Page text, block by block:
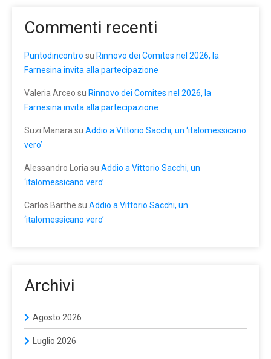
Commenti recenti
Puntodincontro su Rinnovo dei Comites nel 2026, la
Farnesina invita alla partecipazione
Valeria Arceo su Rinnovo dei Comites nel 2026, la
Farnesina invita alla partecipazione
Suzi Manara su Addio a Vittorio Sacchi, un ‘italomessicano
vero’
Alessandro Loria su Addio a Vittorio Sacchi, un
‘italomessicano vero’
Carlos Barthe su Addio a Vittorio Sacchi, un
‘italomessicano vero’
Archivi
Agosto 2026
Luglio 2026